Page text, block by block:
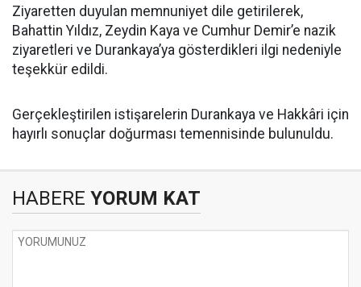
Ziyaretten duyulan memnuniyet dile getirilerek,
Bahattin Yıldız, Zeydin Kaya ve Cumhur Demir’e nazik
ziyaretleri ve Durankaya’ya gösterdikleri ilgi nedeniyle
teşekkür edildi.
Gerçekleştirilen istişarelerin Durankaya ve Hakkâri için
hayırlı sonuçlar doğurması temennisinde bulunuldu.
HABERE YORUM KAT